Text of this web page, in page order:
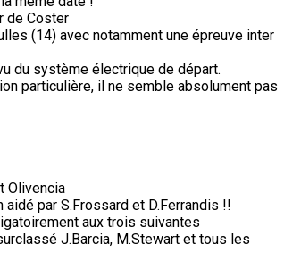
de Coster
(14) avec notamment une épreuve inter
du système électrique de départ.
particulière, il ne semble absolument pas
Olivencia
par S.Frossard et D.Ferrandis !!
aux trois suivantes
J.Barcia, M.Stewart et tous les